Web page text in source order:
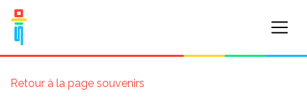
Retour à la page souvenirs